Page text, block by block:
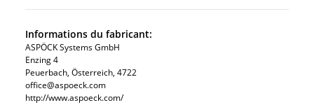
Informations du fabricant:
ASPÖCK Systems GmbH
Enzing 4
Peuerbach, Österreich, 4722
office@aspoeck.com
http://www.aspoeck.com/